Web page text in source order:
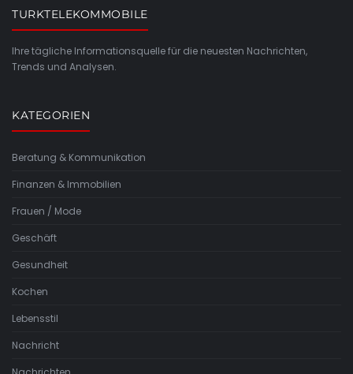
TURKTELEKOMMOBILE
Ihre tägliche Informationsquelle für die neuesten Nachrichten,
Trends und Analysen.
KATEGORIEN
Beratung & Kommunikation
Finanzen & Immobilien
Frauen / Mode
Geschäft
Gesundheit
Kochen
Lebensstil
Nachricht